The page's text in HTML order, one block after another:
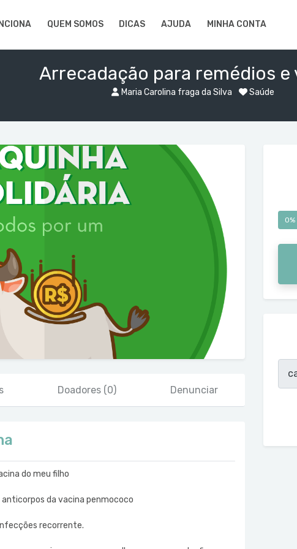
QUEM SOMOS DICAS AJUDA MINHA CONTA
Arrecadação para remédios e
Maria Carolina fraga da Silva Saúde
Doadores (0) Denunciar
do meu filho
da vacina penmococo
recorrente.
0%